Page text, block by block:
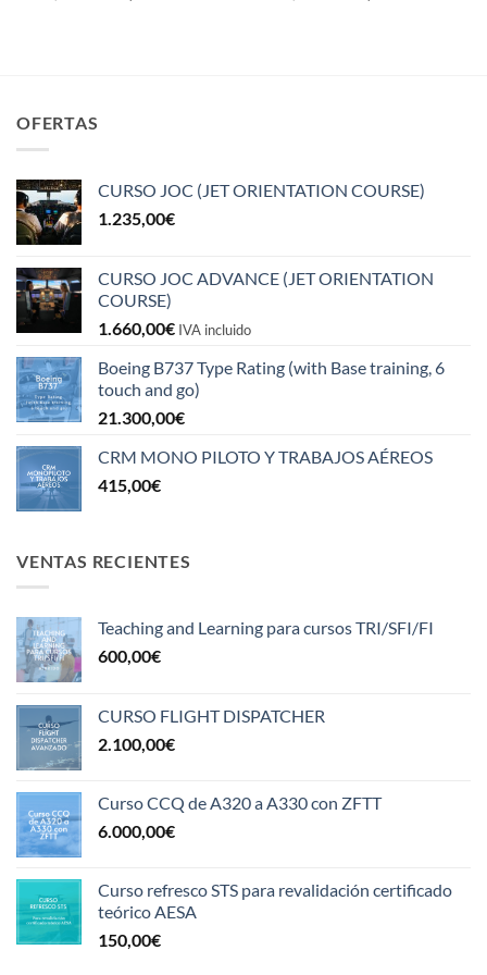
precio
precio
OFERTAS
CURSO JOC (JET ORIENTATION COURSE)
1.235,00€
CURSO JOC ADVANCE (JET ORIENTATION
COURSE)
1.660,00€ IVA incluido
Boeing B737 Type Rating (with Base training, 6
touch and go)
21.300,00€
CRM MONO PILOTO Y TRABAJOS AÉREOS
415,00€
VENTAS RECIENTES
Teaching and Learning para cursos TRI/SFI/FI
600,00€
CURSO FLIGHT DISPATCHER
2.100,00€
Curso CCQ de A320 a A330 con ZFTT
6.000,00€
Curso refresco STS para revalidación certificado
teórico AESA
150,00€